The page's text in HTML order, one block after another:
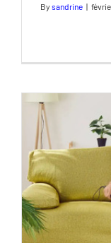
By sandrine |